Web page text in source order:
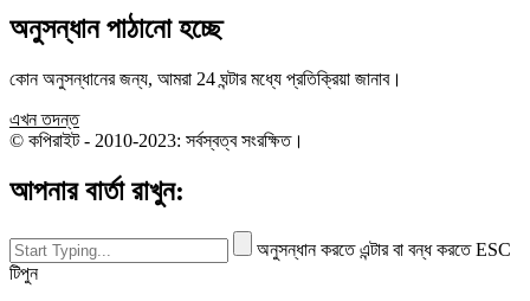
অনুসন্ধান পাঠানো হচ্ছে
কোন অনুসন্ধানের জন্য, আমরা 24 ঘন্টার মধ্যে প্রতিক্রিয়া জানাব।
এখন তদন্ত
© কপিরাইট - 2010-2023: সর্বস্বত্ব সংরক্ষিত।
আপনার বার্তা রাখুন:
অনুসন্ধান করতে এন্টার বা বন্ধ করতে ESC
টিপুন